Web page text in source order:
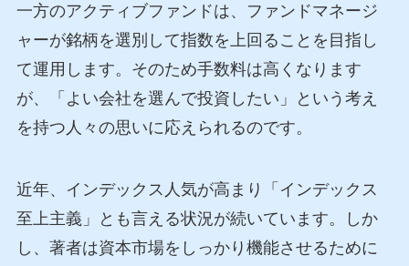
一方のアクティブファンドは、ファンドマネージ
ャーが銘柄を選別して指数を上回ることを目指し
て運用します。そのため手数料は高くなります
が、「よい会社を選んで投資したい」という考え
を持つ人々の思いに応えられるのです。
近年、インデックス人気が高まり「インデックス
至上主義」とも言える状況が続いています。しか
し、著者は資本市場をしっかり機能させるために